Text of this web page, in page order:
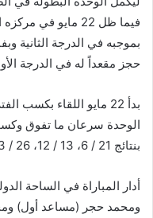
بموجبه في الدرجة الثانية
حجز مقعداً له في الدرجة
الوحدة سرعان ما تفوق
بنتائج 21 / 6، 13 / 12، 26 / 13 لتنتهي المواجهة بفوز الوحدة.
أدار المباراة في الساحة
ومحمد حجر (مساعد أول)